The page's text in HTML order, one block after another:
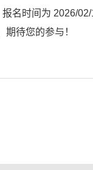
名时间为 2026/
期待您的参与！